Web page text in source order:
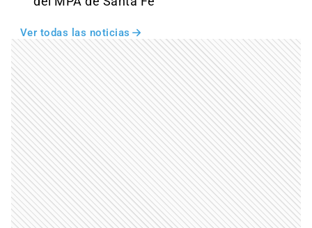
Ver todas las noticias